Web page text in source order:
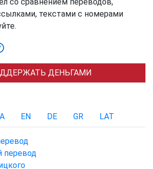
текстами с номерами
ДЕНЬГАМИ
EN DE GR LAT
перевод